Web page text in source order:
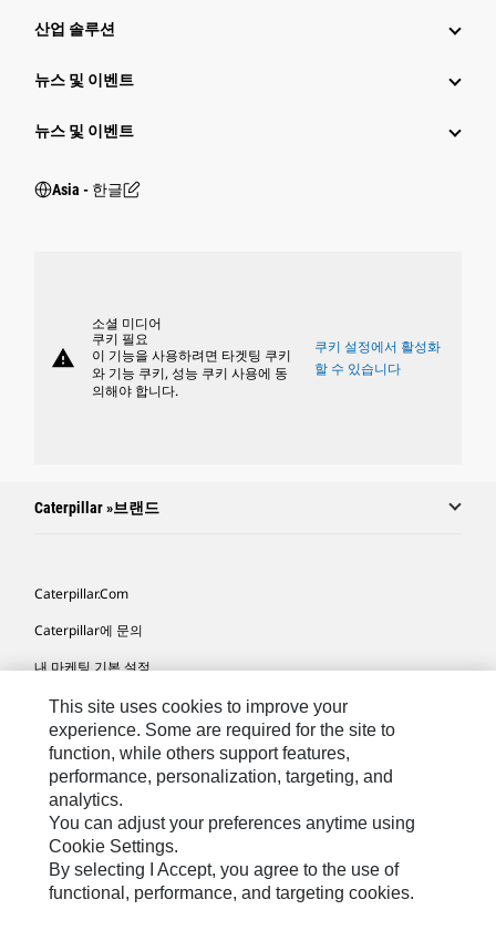
산업 솔루션
뉴스 및 이벤트
뉴스 및 이벤트
Asia - 한글
warning
소셜 미디어
쿠키 필요
이 기능을 사용하려면 타겟팅 쿠키
와 기능 쿠키, 성능 쿠키 사용에 동
의해야 합니다.
쿠키 설정에서 활성화
할 수 있습니다
Caterpillar »브랜드
Caterpillar.com
Caterpillar에 문의
내 마케팅 기본 설정
사이트 맵
Cookie Settings
법적 고지
개인정보취급방침
위치정보 이용약관
This site uses cookies to improve your
experience. Some are required for the site to
function, while others support features,
performance, personalization, targeting, and
analytics.
You can adjust your preferences anytime using
Cookie Settings.
By selecting I Accept, you agree to the use of
functional, performance, and targeting cookies.